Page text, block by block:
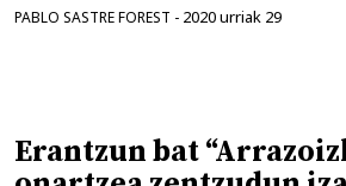
PABLO SASTRE FOREST - 2020 urriak 29
Erantzun bat